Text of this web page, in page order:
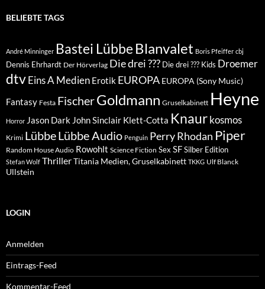
BELIEBTE TAGS
André Minninger Bastei Lübbe Blanvalet Boris Pfeiffer cbj
Dennis Ehrhardt Der Hörverlag Die drei ??? Die drei ??? Kids Droemer
dtvEins A Medien Erotik EUROPA EUROPA (Sony Music)
Fantasy Festa FischerGoldmann Gruselkabinett Heyne
Horror Jason Dark John Sinclair Klett-Cotta Knaur kosmos
Krimi LübbeLübbe Audio Penguin Perry Rhodan Piper
Random House Audio Rowohlt Science Fiction Sex SFSilber Edition
Stefan Wolf ThrillerTitania Medien, Gruselkabinett TKKG Ulf Blanck
Ullstein
LOGIN
Anmelden
Eintrags-Feed
Kommentar-Feed